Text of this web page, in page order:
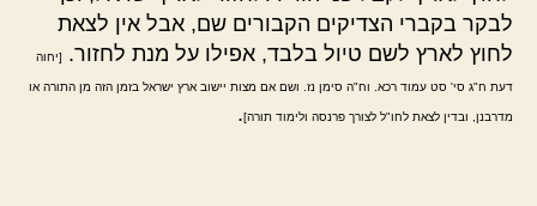
לבקר בקברי הצדיקים הקבורים שם, אבל אין לצאת
לחוץ לארץ לשם טיול בלבד, אפילו על מנת לחזור.
[יחוה
דעת ח"ג סי' סט עמוד רכא. וח"ה סימן נז. ושם אם מצות יישוב ארץ ישראל בזמן הזה מן התורה או
מדרבנן, ובדין לצאת לחו"ל לצורך פרנסה ולימוד תורה].